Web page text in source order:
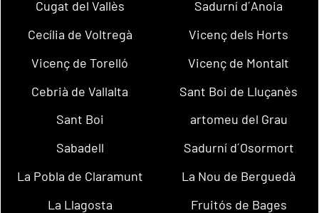
Cugat del Vallès
Sadurní d´Anoia
Cecília de Voltregà
Vicenç dels Horts
Vicenç de Torelló
Vicenç de Montalt
Cebrià de Vallalta
Sant Boi de Lluçanès
Sant Boi
artomeu del Grau
Sabadell
Sadurní d´Osormort
La Pobla de Claramunt
La Nou de Berguedà
La Llagosta
Fruitós de Bages